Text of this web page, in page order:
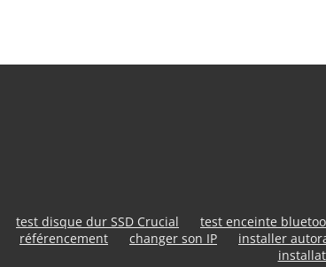
test disque dur SSD Crucial test enceinte
référencement
changer son IP installer